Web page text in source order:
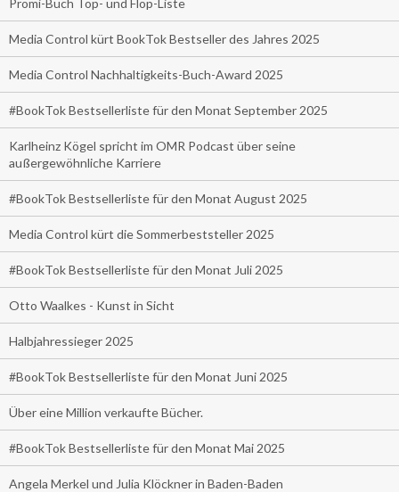
Media Control kürt BookTok Bestseller des Jahres 2025
Media Control Nachhaltigkeits-Buch-Award 2025
#BookTok Bestsellerliste für den Monat September 2025
Karlheinz Kögel spricht im OMR Podcast über seine
außergewöhnliche Karriere
#BookTok Bestsellerliste für den Monat August 2025
Media Control kürt die Sommerbeststeller 2025
#BookTok Bestsellerliste für den Monat Juli 2025
Otto Waalkes - Kunst in Sicht
Halbjahressieger 2025
#BookTok Bestsellerliste für den Monat Juni 2025
Über eine Million verkaufte Bücher.
#BookTok Bestsellerliste für den Monat Mai 2025
Angela Merkel und Julia Klöckner in Baden-Baden